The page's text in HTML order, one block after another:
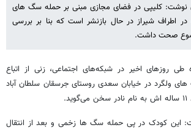
نوشت: کلیپی در فضای مجازی مبنی بر حمله سگ های
به پسر ۱۱ ساله در اطراف شیراز در حال بازنشر است که بنا بر بررسی
صحت داشت.
طی روزهای اخیر در شبکه‌های اجتماعی، زنی از اتباع
های ولگرد در خیابان سعدی روستای جرسقان سلطان آباد
این کودک در پی حمله سگ ها زخمی و بعد از انتقال